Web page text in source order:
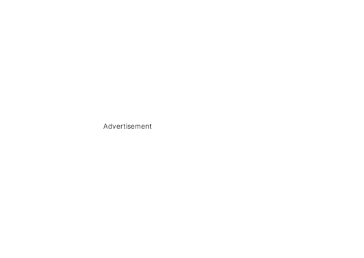
Advertisement